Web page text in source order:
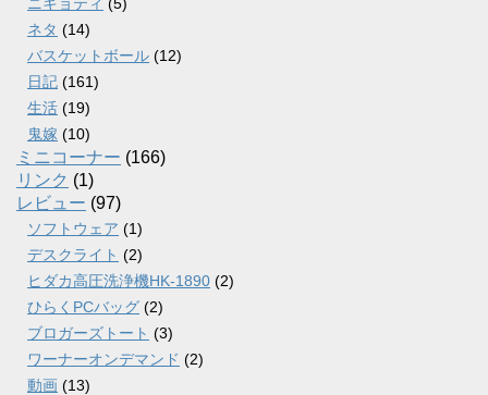
ネタ (14)
バスケットボール (12)
日記 (161)
生活 (19)
鬼嫁 (10)
ミニコーナー (166)
リンク (1)
レビュー (97)
ソフトウェア (1)
デスクライト (2)
ヒダカ高圧洗浄機HK-1890 (2)
ひらくPCバッグ (2)
ブロガーズトート (3)
ワーナーオンデマンド (2)
動画 (13)